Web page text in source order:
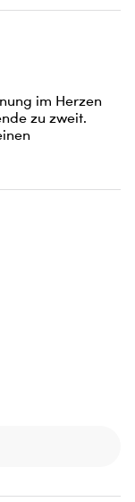
im Herzen
zu zweit.